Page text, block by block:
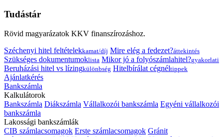
Tudástár
Rövid magyarázatok KKV finanszírozáshoz.
Széchenyi hitel feltételekkamat/díj Mire elég a fedezet?áttekintés
Szükséges dokumentumoklista Mikor jó a folyószámlahitel?gyakorlati
Beruházási hitel vs lízingkülönbség Hitelbírálat cégnéltippek
Ajánlatkérés
Bankszámla
Kalkulátorok
Bankszámla Diákszámla Vállalkozói bankszámla Egyéni vállalkozói
bankszámla
Lakossági bankszámlák
CIB számlacsomagok Erste számlacsomagok Gránit